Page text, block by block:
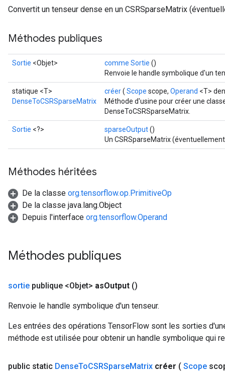
Convertit un tenseur dense en un CSRSparseMatrix
Méthodes publiques
Sortie <Objet> comme Sortie ()
Renvoie le handle symbolique d'un
statique <T>
DenseToCSRSparseMatrix
créer( Scope scope, Operand <T>
Méthode d'usine pour créer une
DenseToCSRSparseMatrix.
Sortie <?> sparseOutput()
Un CSRSparseMatrix
Méthodes héritées
De la classe org.tensorflow.op.PrimitiveOp
De la classe java.lang.Object
Depuis l'interface org.tensorflow.Operand
Méthodes publiques
sortie publique <Objet> asOutput ()
Renvoie le handle symbolique d'un tenseur.
Les entrées des opérations TensorFlow sont les sorties
méthode est utilisée pour obtenir un handle symbolique qui
public static DenseToCSRSparseMatrix créer ( Scope